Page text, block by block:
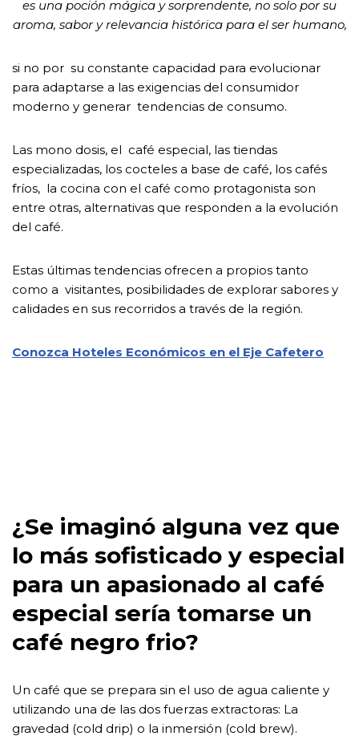
es una poción mágica y sorprendente, no solo por su
aroma, sabor y relevancia histórica para el ser humano,
si no por su constante capacidad para evolucionar
para adaptarse a las exigencias del consumidor
moderno y generar tendencias de consumo.
Las mono dosis, el café especial, las tiendas
especializadas, los cocteles a base de café, los cafés
fríos, la cocina con el café como protagonista son
entre otras, alternativas que responden a la evolución
del café.
Estas últimas tendencias ofrecen a propios tanto
como a visitantes, posibilidades de explorar sabores y
calidades en sus recorridos a través de la región.
Conozca Hoteles Económicos en el Eje Cafetero
¿Se imaginó alguna vez que
lo más sofisticado y especial
para un apasionado al café
especial sería tomarse un
café negro frio?
Un café que se prepara sin el uso de agua caliente y
utilizando una de las dos fuerzas extractoras: La
gravedad (cold drip) o la inmersión (cold brew).